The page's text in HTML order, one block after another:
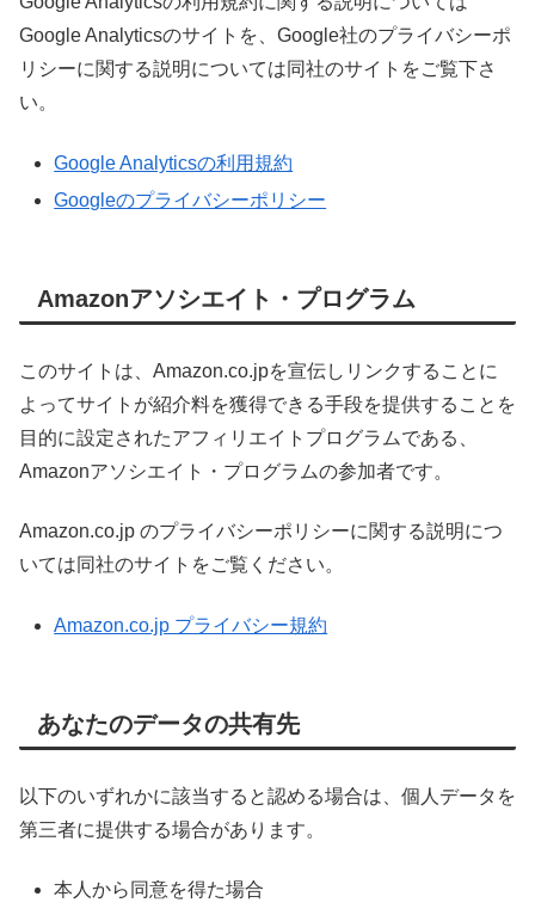
Google Analyticsのサイトを、Google社のプライバシーポ
リシーに関する説明については同社のサイトをご覧下さ
い。
Google Analyticsの利用規約
Googleのプライバシーポリシー
Amazonアソシエイト・プログラム
このサイトは、Amazon.co.jpを宣伝しリンクすることに
よってサイトが紹介料を獲得できる手段を提供することを
目的に設定されたアフィリエイトプログラムである、
Amazonアソシエイト・プログラムの参加者です。
Amazon.co.jp のプライバシーポリシーに関する説明につ
いては同社のサイトをご覧ください。
Amazon.co.jp プライバシー規約
あなたのデータの共有先
以下のいずれかに該当すると認める場合は、個人データを
第三者に提供する場合があります。
本人から同意を得た場合